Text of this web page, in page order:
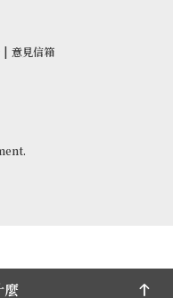
| 意見信箱
麼